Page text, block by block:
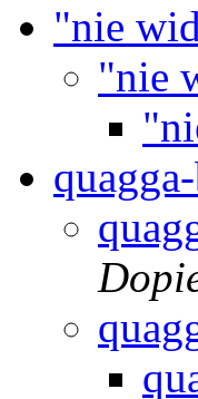
"nie
"nie